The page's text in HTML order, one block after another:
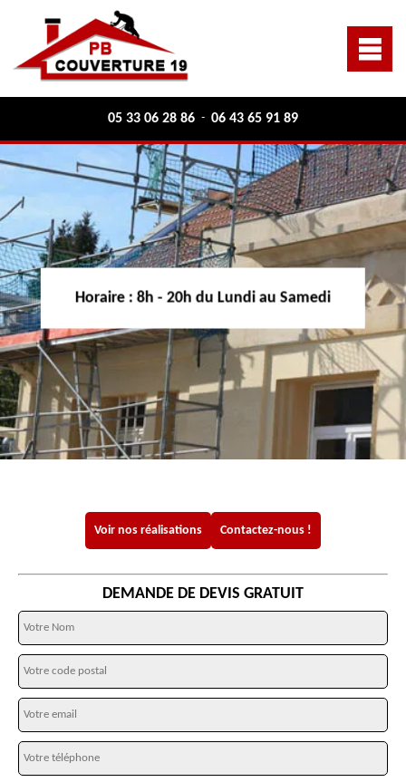
05 33 06 28 86 - 06 43 65 91 89
Horaire : 8h - 20h du Lundi au Samedi
Voir nos réalisations Contactez-nous !
DEMANDE DE DEVIS GRATUIT